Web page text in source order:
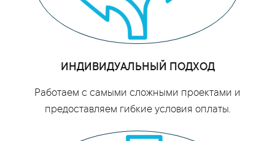
ИНДИВИДУАЛЬНЫЙ ПОДХОД
Работаем с самыми сложными проектами и
предоставляем гибкие условия оплаты.